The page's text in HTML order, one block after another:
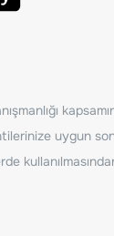
uygun